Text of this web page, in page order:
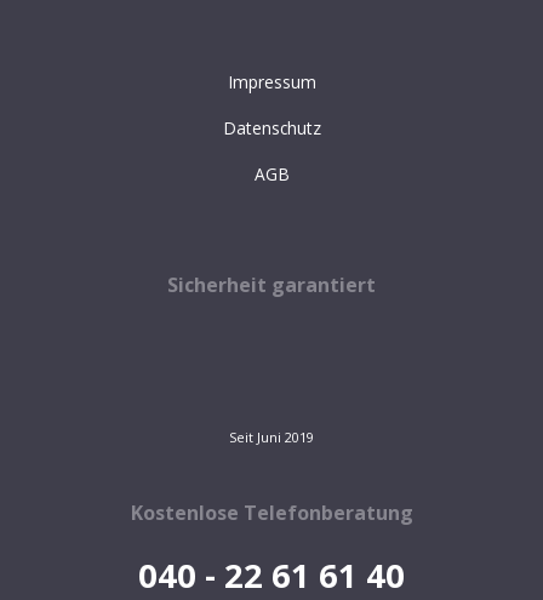
Impressum
Datenschutz
AGB
Kostenlose Telefonberatung
040 - 22 61 61 40
Sicherheit garantiert
Seit Juni 2019